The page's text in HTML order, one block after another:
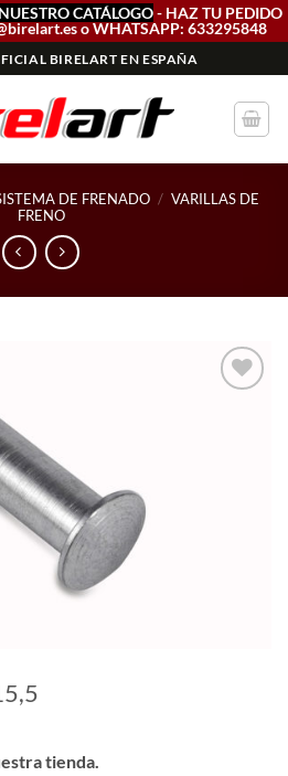
CATÁLOGO- HAZ TU PEDIDO
o WHATSAPP: 633295848
BIRELART EN ESPAÑA
DE FRENADO / VARILLAS DE
FRENO
tienda.